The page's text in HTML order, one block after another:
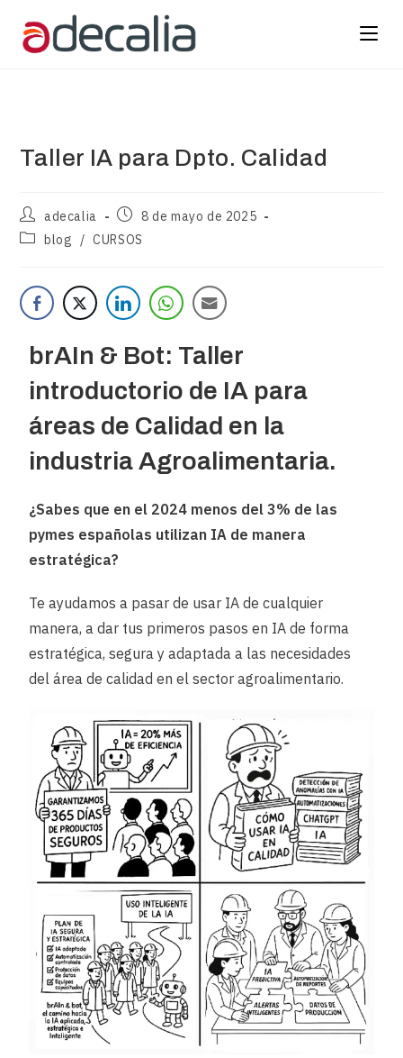
Taller IA para Dpto. Calidad
adecalia
8 de mayo de 2025
blog
/ CURSOS
brAIn & Bot: Taller
introductorio de IA para
áreas de Calidad en la
industria Agroalimentaria.
¿Sabes que en el 2024 menos del 3% de las
pymes españolas utilizan IA de manera
estratégica?
Te ayudamos a pasar de usar IA de cualquier
manera, a dar tus primeros pasos en IA de forma
estratégica, segura y adaptada a las necesidades
del área de calidad en el sector agroalimentario.